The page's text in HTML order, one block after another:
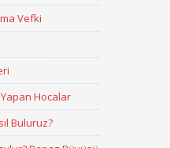
Vefki
Hocalar
Buluruz?